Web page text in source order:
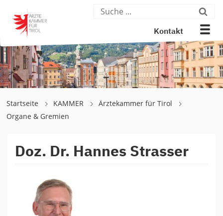
Kontakt
Startseite KAMMER
Ärztekammer für Tirol
Organe & Gremien
Doz. Dr. Hannes Strasser